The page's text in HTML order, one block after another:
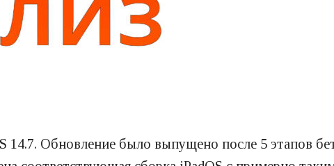
14.7. Обновление было выпущено после 5 этапов